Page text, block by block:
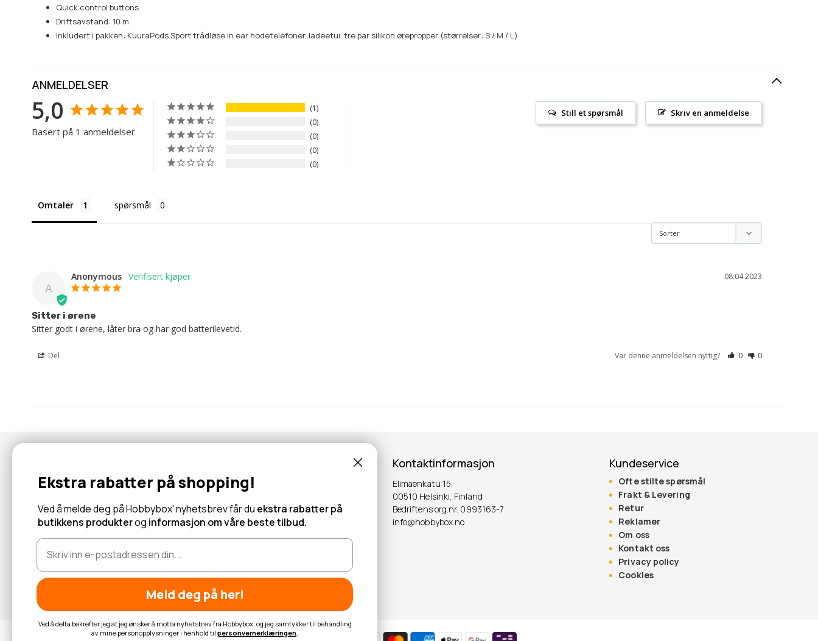
Quick control buttons
Driftsavstand: 10 m
Inkludert i pakken: KuuraPods Sport trådløse in ear hodetelefoner, ladeetui, tre par silikon ørepropper (størrelser: S / M / L)
ANMELDELSER
5,0
Basert på 1 anmeldelser
1
0
0
0
0
Skriv en anmeldelse
Still et spørsmål
Omtaler spørsmål
A
08.04.2023
Anonymous
Sitter i ørene
Sitter godt i ørene, låter bra og har god batterilevetid.
Del Var denne anmeldelsen nyttig? 0 0
Abonner for å motta tilbud og informasjon om nye produkter!
OK
Les mer
Kontaktinformasjon
Elimäenkatu 15,
00510 Helsinki, Finland
Bedriftens org.nr. 0993163-7
info@hobbybox.no
Kundeservice
Ofte stilte spørsmål
Frakt & Levering
Retur
Reklamer
Om oss
Kontakt oss
Privacy policy
Cookies
Ekstra rabatter på shopping!
Ved å melde deg på Hobbybox' nyhetsbrev får du ekstra rabatter på
butikkens produkterog informasjon om våre beste tilbud.
Meld deg på her!
Ved å delta bekrefter jeg at jeg ønsker å motta nyhetsbrev fra Hobbybox, og jeg samtykker til behandling
av mine personopplysninger i henhold til personvernerklæringen.